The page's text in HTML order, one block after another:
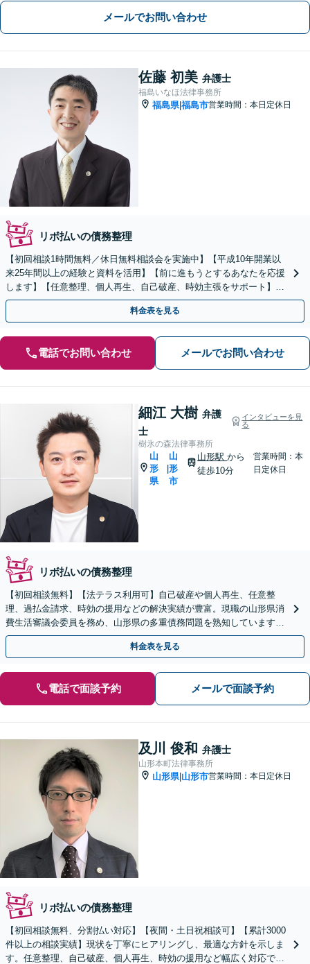
メールでお問い合わせ
佐藤 初美 弁護士
福島いなほ法律事務所
福島県|福島市営業時間：本日定休日
リボ払いの債務整理
【初回相談1時間無料／休日無料相談会を実施中】【平成10年開業以
来25年間以上の経験と資料を活用】【前に進もうとするあなたを応援
します】【任意整理、個人再生、自己破産、時効主張をサポート】
【地元弁護士ならではのリーズナブルな料金】
料金表を見る
電話でお問い合わせ メールでお問い合わせ
細江 大樹 弁護
士
インタビューを見
る
樹氷の森法律事務所
山
形
県
山
形
市
山形駅 から
徒歩10分
営業時間：本
日定休日
リボ払いの債務整理
【初回相談無料】【法テラス利用可】自己破産や個人再生、任意整
理、過払金請求、時効の援用などの解決実績が豊富。現職の山形県消
費生活審議会委員を務め、山形県の多重債務問題を熟知しています
【オンライン面談可】【無料駐車場あり】【山形駅徒歩11分】
料金表を見る
電話で面談予約 メールで面談予約
及川 俊和 弁護士
山形本町法律事務所
山形県| 山形市営業時間：本日定休日
リボ払いの債務整理
【初回相談無料、分割払い対応】【夜間・土日祝相談可】【累計3000
件以上の相談実績】現状を丁寧にヒアリングし、最適な方針を示しま
す。任意整理、自己破産、個人再生、時効の援用など幅広く対応でき